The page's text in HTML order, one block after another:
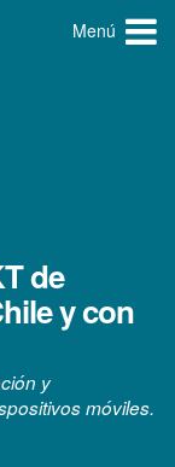
Menú
de
y con
y
móviles.